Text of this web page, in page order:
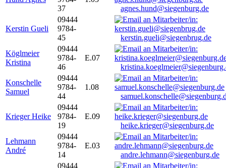
37
agnes.hund@siegenburg.de
Kerstin Gueli
09444
9784-
45
kerstin.gueli@siegenbrug.de
Köglmeier
Kristina
09444
9784-
46
E.07
Konschelle
Samuel
09444
9784-
44
1.08
Krieger Heike
09444
9784-
19
E.09
heike.krieger@siegenburg.de
Lehmann
André
09444
9784-
14
E.03
andre.lehmann@siegenburg.de
09444